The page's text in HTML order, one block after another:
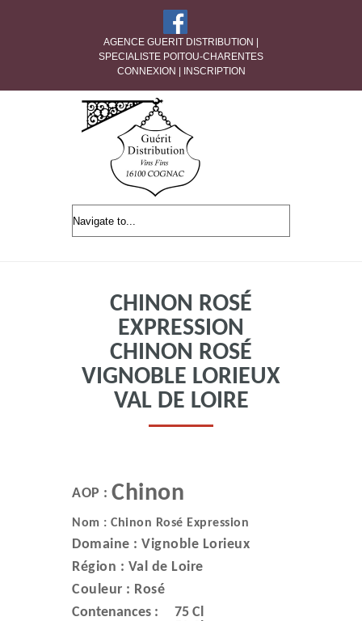
AGENCE GUERIT DISTRIBUTION |
SPECIALISTE POITOU-CHARENTES
CONNEXION
INSCRIPTION
CHINON ROSÉ
EXPRESSION
CHINON ROSÉ
VIGNOBLE LORIEUX
VAL DE LOIRE
AOP : Chinon
Nom : Chinon Rosé Expression
Domaine : Vignoble Lorieux
Région : Val de Loire
Couleur : Rosé
Contenances :
75 Cl